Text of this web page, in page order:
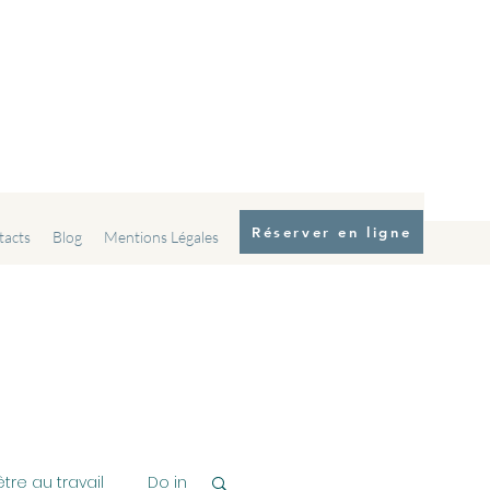
Blog Mentions Légales Réserver en ligne
au travail Do in